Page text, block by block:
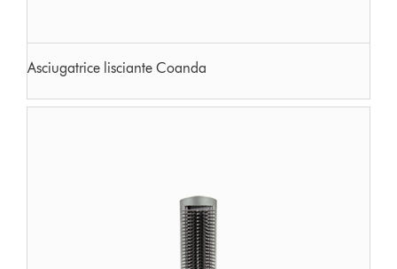
Asciugatrice lisciante Coanda